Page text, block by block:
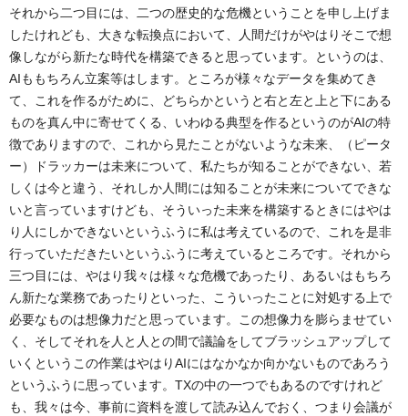
それから二つ目には、二つの歴史的な危機ということを申し上げま
したけれども、大きな転換点において、人間だけがやはりそこで想
像しながら新たな時代を構築できると思っています。というのは、
AIももちろん立案等はします。ところが様々なデータを集めてき
て、これを作るがために、どちらかというと右と左と上と下にある
ものを真ん中に寄せてくる、いわゆる典型を作るというのがAIの特
徴でありますので、これから見たことがないような未来、（ピータ
ー）ドラッカーは未来について、私たちが知ることができない、若
しくは今と違う、それしか人間には知ることが未来についてできな
いと言っていますけども、そういった未来を構築するときにはやは
り人にしかできないというふうに私は考えているので、これを是非
行っていただきたいというふうに考えているところです。それから
三つ目には、やはり我々は様々な危機であったり、あるいはもちろ
ん新たな業務であったりといった、こういったことに対処する上で
必要なものは想像力だと思っています。この想像力を膨らませてい
く、そしてそれを人と人との間で議論をしてブラッシュアップして
いくというこの作業はやはりAIにはなかなか向かないものであろう
というふうに思っています。TXの中の一つでもあるのですけれど
も、我々は今、事前に資料を渡して読み込んでおく、つまり会議が